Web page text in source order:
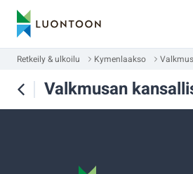
Retkeily & ulkoilu Kymenlaakso
Valkmusan